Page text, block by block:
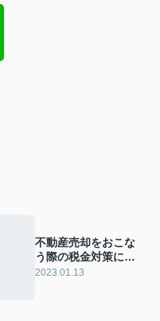
不動産売却をおこな
う際の税金対策につ
いて解説！
2023.01.13